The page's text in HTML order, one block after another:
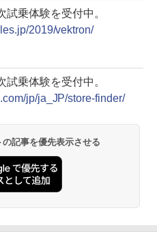
乗体験を受付中。
2019/vektron/
乗体験を受付中。
jp/ja_JP/store-finder/
記事を優先表示させる